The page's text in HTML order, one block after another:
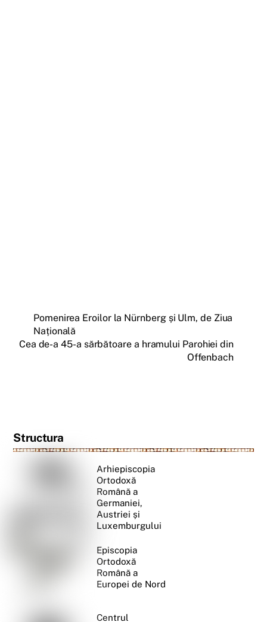
Pomenirea Eroilor la Nürnberg și Ulm, de Ziua
Națională
Cea de-a 45-a sărbătoare a hramului Parohiei din
Offenbach
Structura
Arhiepiscopia
Ortodoxă
Română a
Germaniei,
Austriei și
Luxemburgului
Episcopia
Ortodoxă
Română a
Europei de Nord
Centrul